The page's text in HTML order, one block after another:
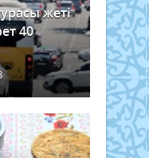
жеті
40